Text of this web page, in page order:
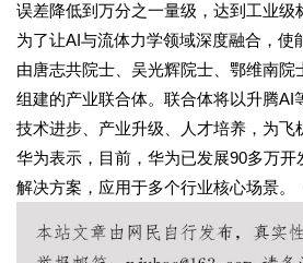
误差降低到万分之一量级，达到工业级
为了让AI与流体力学领域深度融合，
由唐志共院士、吴光辉院士、鄂维南
组建的产业联合体。联合体将以升腾
技术进步、产业升级、人才培养，为
华为表示，目前，华为已发展90多万
解决方案，应用于多个行业核心场景。